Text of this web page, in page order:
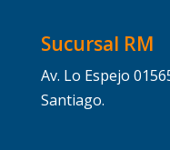
Sucursal RM
Av. Lo Espejo
Santiago.